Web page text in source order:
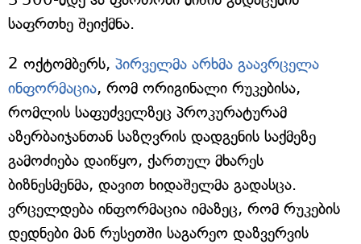
საფრთხე შეიქმნა.
2 ოქტომბერს, პირველმა არხმა გაავრცელა
ინფორმაცია, რომ ორიგინალი რუკებისა,
რომლის საფუძველზეც პროკურატურამ
აზერბაიჯანთან საზღვრის დადგენის საქმეზე
გამოძიება დაიწყო, ქართულ მხარეს
ბიზნესმენმა, დავით ხიდაშელმა გადასცა.
ვრცელდება ინფორმაცია იმაზეც, რომ რუკების
დედნები მან რუსეთში საგარეო დაზვერვის